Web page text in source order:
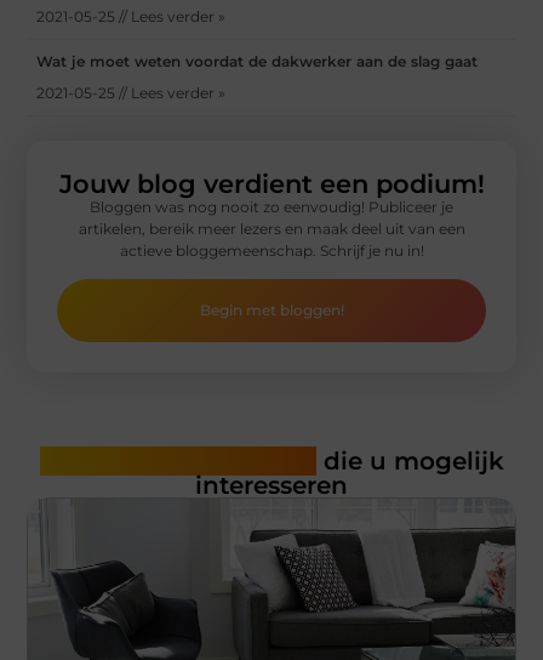
2021-05-25 // Lees verder »
Wat je moet weten voordat de dakwerker aan de slag gaat
2021-05-25 // Lees verder »
Jouw blog verdient een podium!
Bloggen was nog nooit zo eenvoudig! Publiceer je
artikelen, bereik meer lezers en maak deel uit van een
actieve bloggemeenschap. Schrijf je nu in!
Begin met bloggen!
die u mogelijk
interesseren